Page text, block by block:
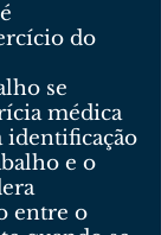
do
se
médica
identificação
e o
entre o